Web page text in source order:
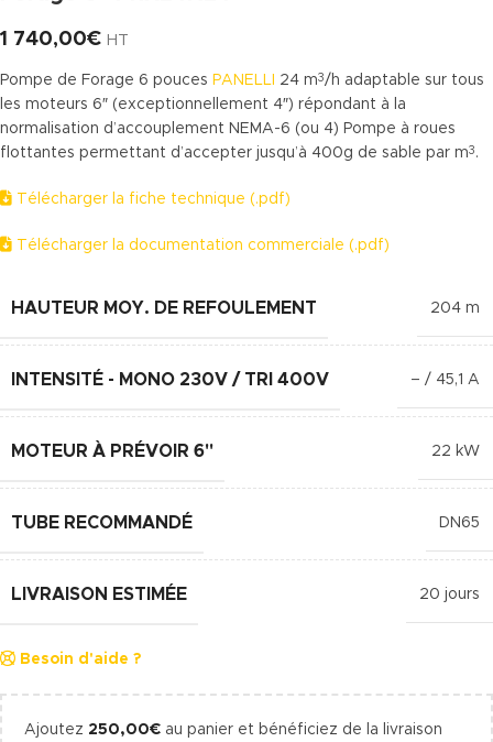
1 740,00€ HT
Pompe de Forage 6 pouces PANELLI 24 m3/h adaptable sur tous
les moteurs 6″ (exceptionnellement 4″) répondant à la
normalisation d’accouplement NEMA-6 (ou 4) Pompe à roues
flottantes permettant d’accepter jusqu’à 400g de sable par m3 .
Télécharger la fiche technique (.pdf)
Télécharger la documentation commerciale (.pdf)
HAUTEUR MOY. DE REFOULEMENT 204 m
INTENSITÉ - MONO 230V / TRI 400V – / 45,1 A
MOTEUR À PRÉVOIR 6" 22 kW
TUBE RECOMMANDÉ DN65
LIVRAISON ESTIMÉE 20 jours
Besoin d'aide ?
Ajoutez 250,00€ au panier et bénéficiez de la livraison